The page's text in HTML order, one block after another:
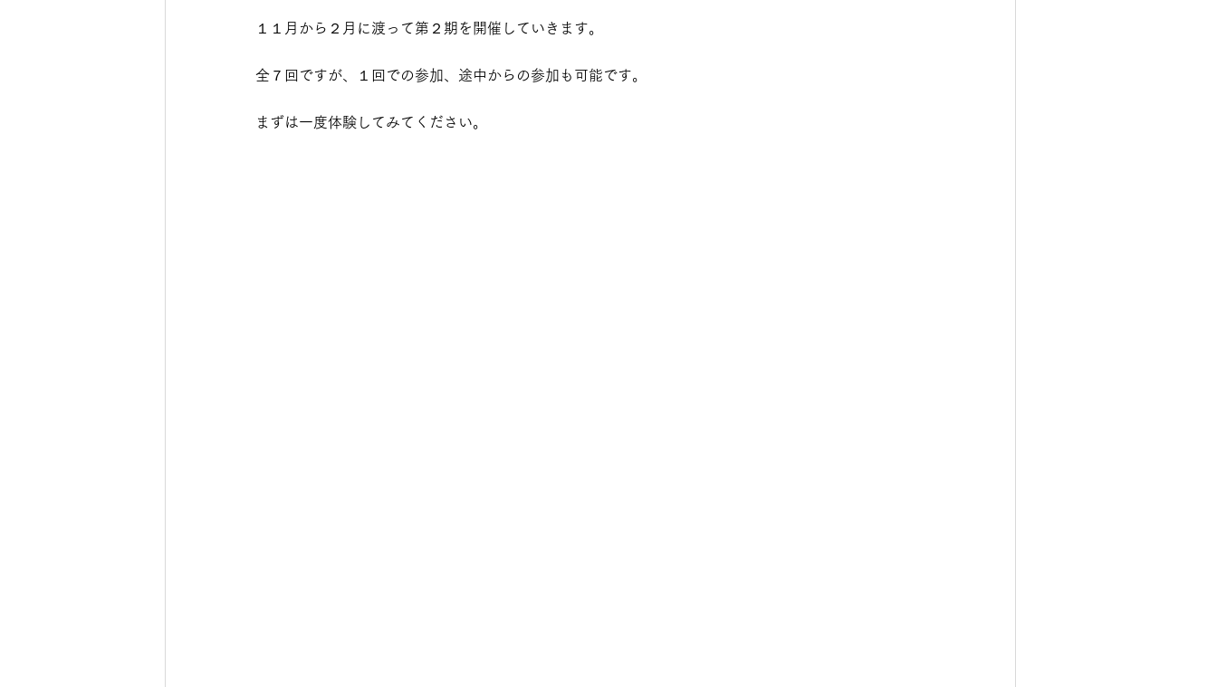
１１月から２月に渡って第２期を開催していきます。
全７回ですが、１回での参加、途中からの参加も可能です。
まずは一度体験してみてください。